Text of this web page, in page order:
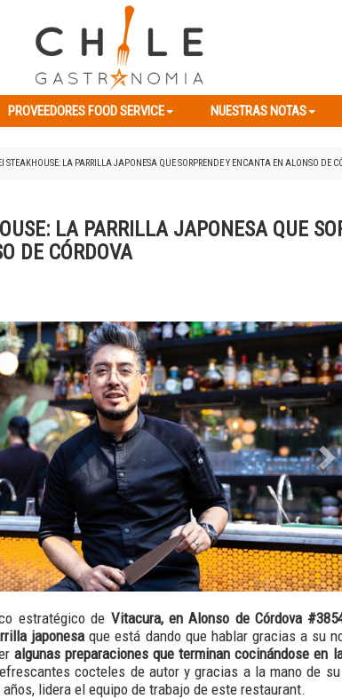
PROVEEDORES FOOD SERVICE NUESTRAS NOTAS
PROVEEDORES FOOD SERVICE
STEAKHOUSE: LA PARRILLA JAPONESA QUE SORPRENDE Y ENCANTA EN ALONSO DE
LA PARRILLA JAPONESA QUE
DE CÓRDOVA
estratégico de Vitacura, en Alonso de Córdova
japonesa que está dando que hablar gracias a su
algunas preparaciones que terminan cocinándose en
cocteles de autor y gracias a la mano de
lidera el equipo de trabajo de este restaurant.